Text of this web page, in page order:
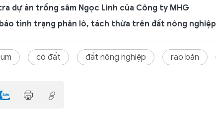
dự án trồng sâm Ngọc Linh của Công ty MHG
báo tình trạng phân lô, tách thửa trên đất nông nghiệp
cò đất đất nông nghiệp rao bán